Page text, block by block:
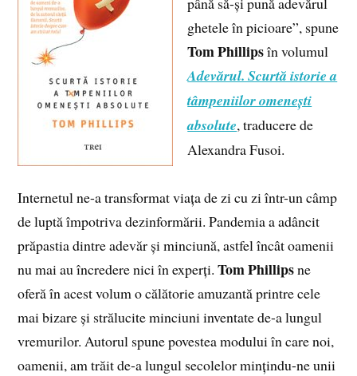
ghetele în picioare”, spune
Tom Phillipsîn volumul
Adevărul. Scurtă istorie a
tâmpeniilor omenești
absolute, traducere de
Alexandra Fusoi.
Internetul ne-a transformat viața de zi cu zi într-un câmp
de luptă împotriva dezinformării. Pandemia a adâncit
prăpastia dintre adevăr și minciună, astfel încât oamenii
nu mai au încredere nici în experți.Tom Phillipsne
oferă în acest volum o călătorie amuzantă printre cele
mai bizare și strălucite minciuni inventate de-a lungul
vremurilor. Autorul spune povestea modului în care noi,
oamenii, am trăit de-a lungul secolelor mințindu-ne unii